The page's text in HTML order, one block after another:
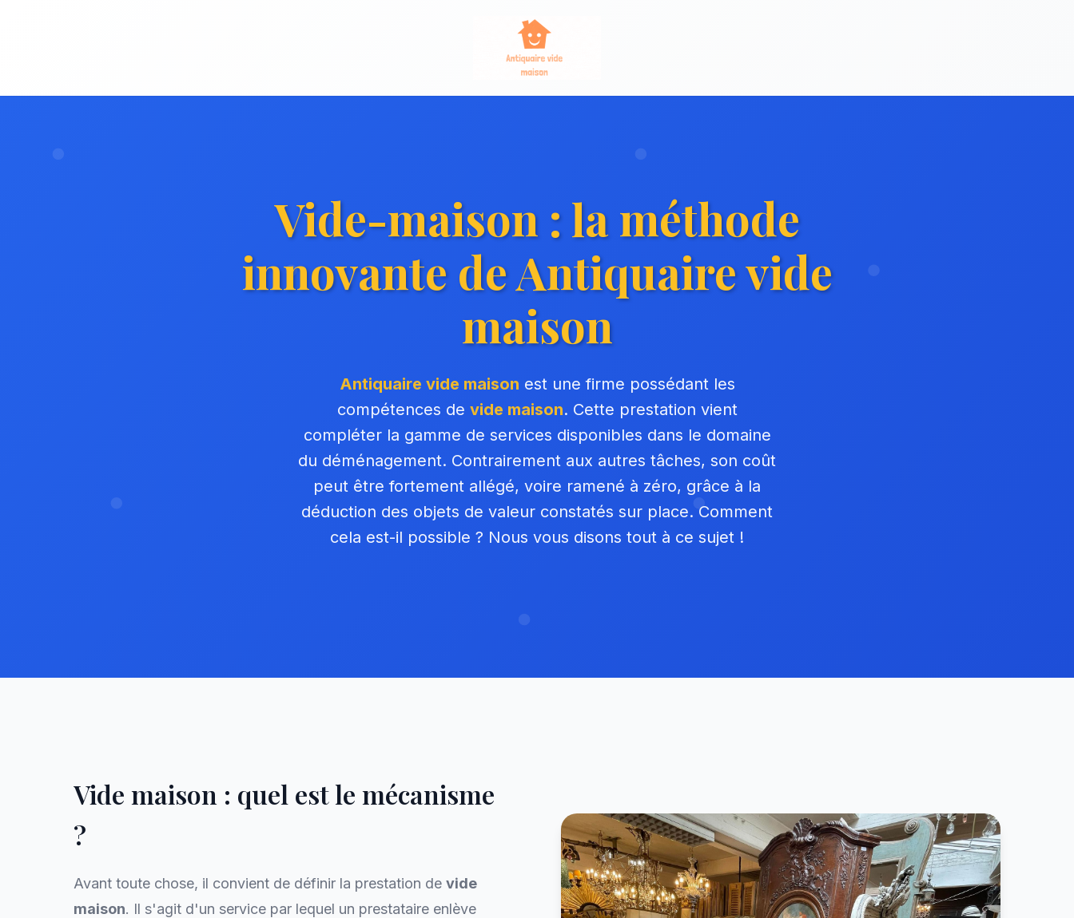
Vide-maison : la méthode
innovante de Antiquaire vide
maison
Antiquaire vide maison est une firme possédant les
compétences de vide maison. Cette prestation vient
compléter la gamme de services disponibles dans le domaine
du déménagement. Contrairement aux autres tâches, son coût
peut être fortement allégé, voire ramené à zéro, grâce à la
déduction des objets de valeur constatés sur place. Comment
cela est-il possible ? Nous vous disons tout à ce sujet !
Vide maison : quel est le mécanisme
?
Avant toute chose, il convient de définir la prestation de vide
maison. Il s'agit d'un service par lequel un prestataire enlève